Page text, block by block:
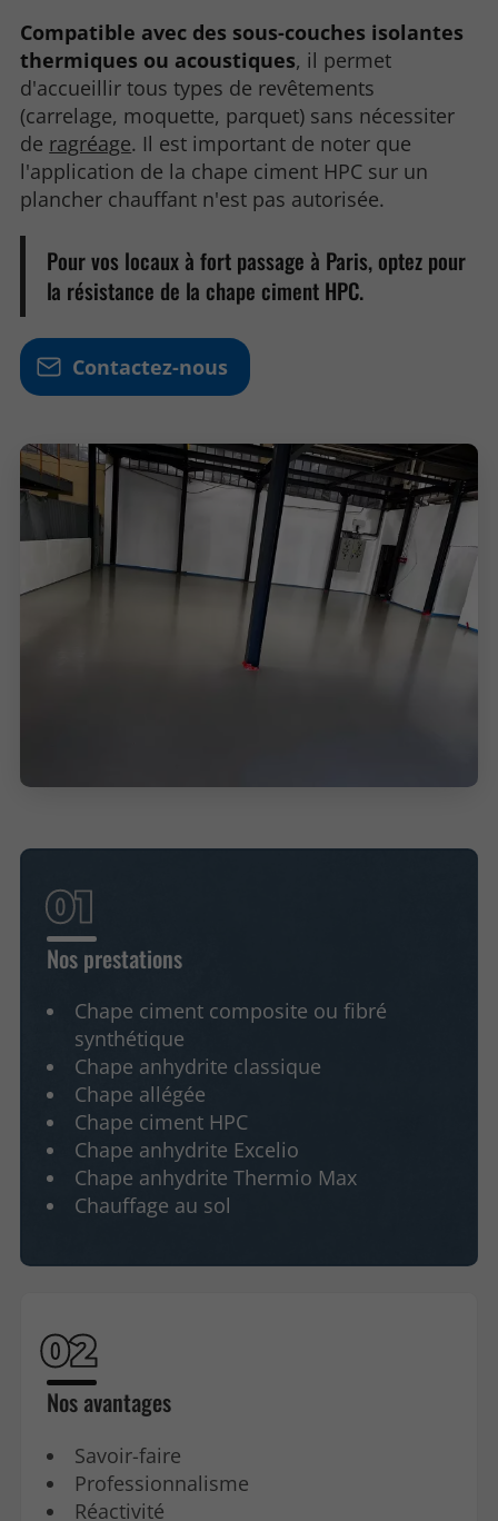
Compatible avec des sous-couches isolantes
thermiques ou acoustiques, il permet
d'accueillir tous types de revêtements
(carrelage, moquette, parquet) sans nécessiter
de ragréage. Il est important de noter que
l'application de la chape ciment HPC sur un
plancher chauffant n'est pas autorisée.
Pour vos locaux à fort passage à Paris, optez pour
la résistance de la chape ciment HPC.
Contactez-nous
Nos prestations
Chape ciment composite ou fibré
synthétique
Chape anhydrite classique
Chape allégée
Chape ciment HPC
Chape anhydrite Excelio
Chape anhydrite Thermio Max
Chauffage au sol
Nos avantages
Savoir-faire
Professionnalisme
Réactivité